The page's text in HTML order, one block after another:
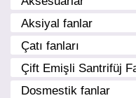
Aksiyal fanlar
Çatı fanları
Çift Emişli Santrifüj
Dosmestik fanlar